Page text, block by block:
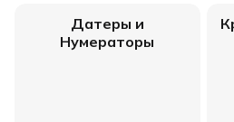
Датеры и
Нумераторы